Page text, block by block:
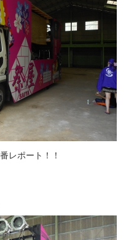
レポート！！